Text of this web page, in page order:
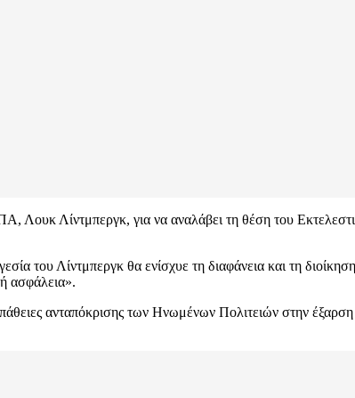
Λίντμπεργκ, για να αναλάβει τη θέση του
του Λίντμπεργκ θα ενίσχυε τη διαφάνεια και τη
ασφάλεια».
ανταπόκρισης των Ηνωμένων Πολιτειών στην